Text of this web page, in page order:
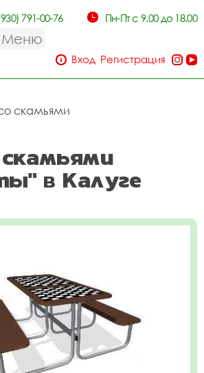
791-00-76 Пн-Пт с 9.00 до 18.00
Меню
Вход Регистрация
скамьями
в Калуге